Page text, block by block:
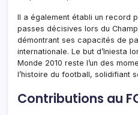
Il a également établi un record
passes décisives lors du
démontrant ses capacités de
internationale. Le but d’Iniesta
Monde 2010 reste l’un des
l’histoire du football, solidifiant
Contributions au